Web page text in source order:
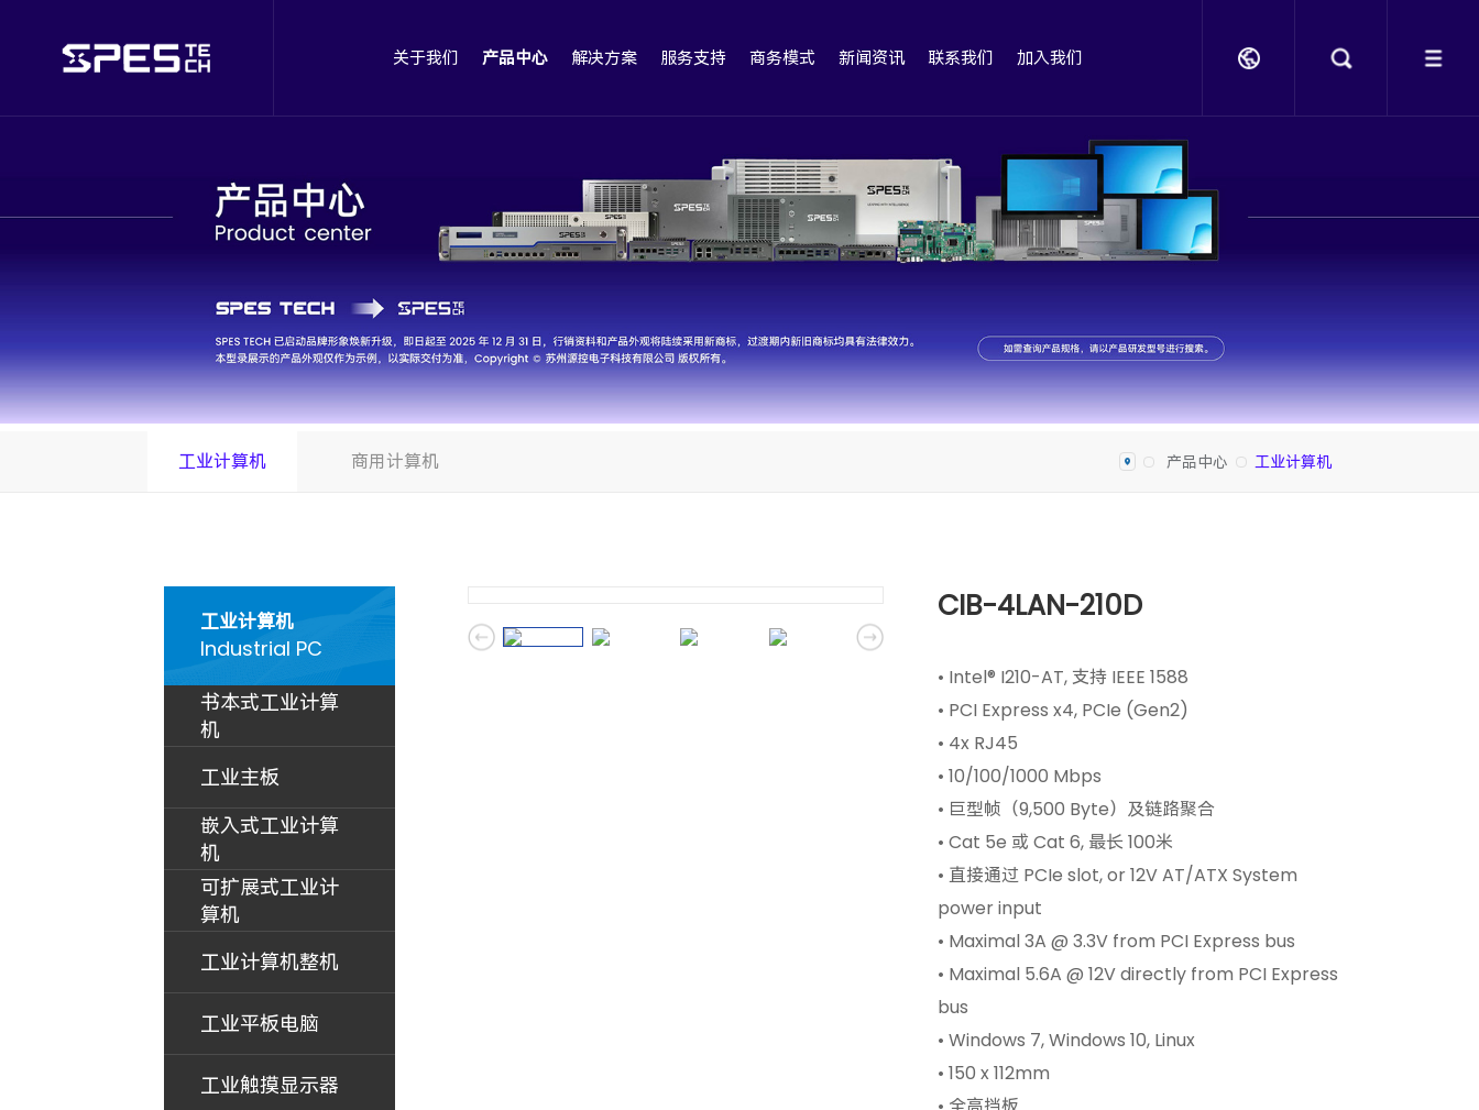
关于我们 产品中心 解决方案 服务支持 商务模式 新闻资讯 联系我们 加入我们
工业计算机 商用计算机 产品中心 工业计算机
工业计算机
Industrial PC
书本式工业计算
机
工业主板
嵌入式工业计算
机
可扩展式工业计
算机
工业计算机整机
工业平板电脑
工业触摸显示器
CIB-4LAN-210D
• Intel® I210-AT, 支持 IEEE 1588
• PCI Express x4, PCIe (Gen2)
• 4x RJ45
• 10/100/1000 Mbps
• 巨型帧（9,500 Byte）及链路聚合
• Cat 5e 或 Cat 6, 最长 100米
• 直接通过 PCIe slot, or 12V AT/ATX System
power input
• Maximal 3A @ 3.3V from PCI Express bus
• Maximal 5.6A @ 12V directly from PCI Express
bus
• Windows 7, Windows 10, Linux
• 150 x 112mm